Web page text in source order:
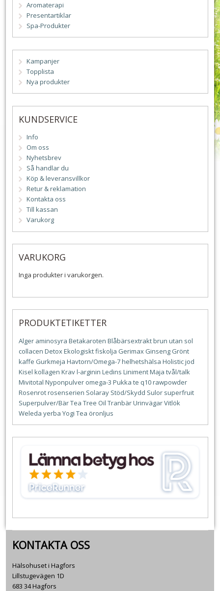
Aromaterapi
Presentartiklar
Spa-Produkter
Kampanjer
Topplista
Nya produkter
KUNDSERVICE
Info
Om oss
Nyhetsbrev
Så handlar du
Köp & leveransvillkor
Retur & reklamation
Kontakta oss
Till kassan
Varukorg
VARUKORG
Inga produkter i varukorgen.
PRODUKTETIKETTER
Alger aminosyra Betakaroten Blåbärsextraktbrun utan sol
collacen DetoxEkologisktfiskolja Gerimax Ginseng Grönt
kaffe Gurkmeja Havtorn/Omega-7helhetshälsa Holisticjod
Kisel kollagen Kravl-arginin Ledins LinimentMaja tvål/talk
Mivitotal Nyponpulver omega-3 Pukka te q10rawpowder
Rosenrotrosenserien Solaray Stöd/Skydd Sulor superfruit
Superpulver/BärTea Tree Oil TranbärUrinvägarVitlök
Weleda yerba Yogi Tea öronljus
KONTAKTA OSS
Hälsohuset i Hagfors
Lillstugevägen 1D
683 34 Hagfors